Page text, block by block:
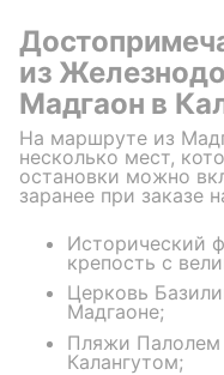
из
Мадгаон в
На маршруте из
несколько мест,
остановки можно
заранее при заказе
Исторический
крепость с
Церковь
Мадгаоне;
Пляжи
Калангутом;